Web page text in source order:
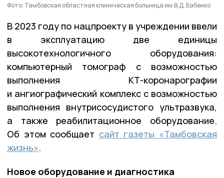
Фото: Тамбовская областная клиническая больница им.В.Д. Бабенко
В 2023 году по нацпроекту в учреждении ввели
в эксплуатацию две единицы
высокотехнологичного оборудования:
компьютерный томограф с возможностью
выполнения КТ-коронарографии
и ангиографический комплекс с возможностью
выполнения внутрисосудистого ультразвука,
а также реабилитационное оборудование.
Об этом сообщает сайт газеты «Тамбовская
жизнь».
Новое оборудование и диагностика